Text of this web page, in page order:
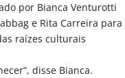
por Bianca Venturotti
e Rita Carreira para
raízes culturais
disse Bianca.